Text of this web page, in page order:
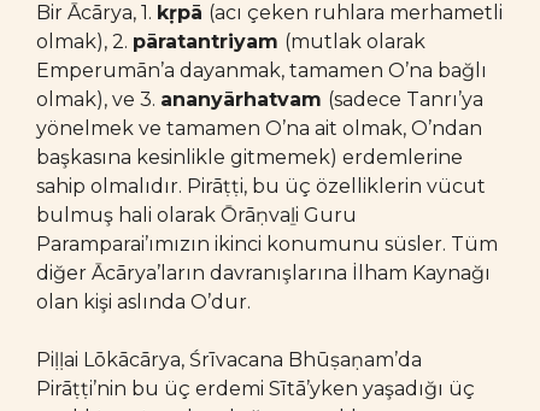
Bir Ācārya, 1. kṛpā (acı çeken ruhlara merhametli
olmak), 2. pāratantriyam (mutlak olarak
Emperumān’a dayanmak, tamamen O’na bağlı
olmak), ve 3. ananyārhatvam (sadece Tanrı’ya
yönelmek ve tamamen O’na ait olmak, O’ndan
başkasına kesinlikle gitmemek) erdemlerine
sahip olmalıdır. Pirāṭṭi, bu üç özelliklerin vücut
bulmuş hali olarak Ōrāṇvaḻi Guru
Paramparai’ımızın ikinci konumunu süsler. Tüm
diğer Ācārya’ların davranışlarına İlham Kaynağı
olan kişi aslında O’dur.
Piḷḷai Lōkācārya, Śrīvacana Bhūṣaṇam’da
Pirāṭṭi’nin bu üç erdemi Sītā’yken yaşadığı üç